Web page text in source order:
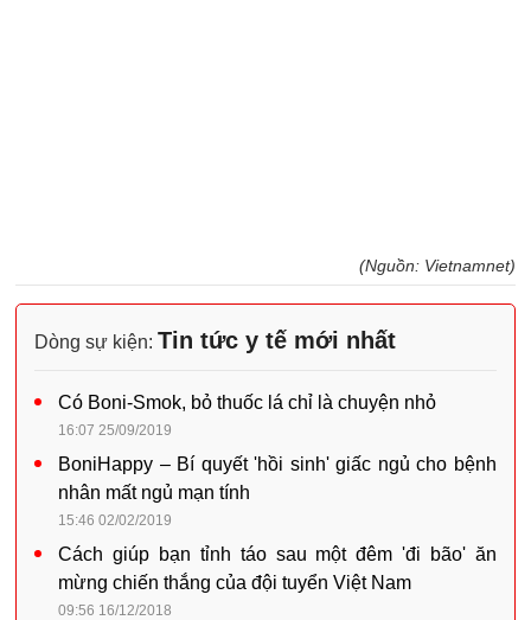
(Nguồn: Vietnamnet)
Dòng sự kiện: Tin tức y tế mới nhất
Có Boni-Smok, bỏ thuốc lá chỉ là chuyện nhỏ
16:07 25/09/2019
BoniHappy – Bí quyết 'hồi sinh' giấc ngủ cho bệnh
nhân mất ngủ mạn tính
15:46 02/02/2019
Cách giúp bạn tỉnh táo sau một đêm 'đi bão' ăn
mừng chiến thắng của đội tuyển Việt Nam
09:56 16/12/2018